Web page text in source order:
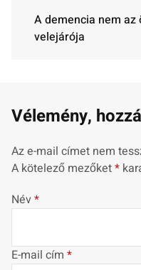
A demencia nem
velejárója
Vélemény,
Az e-mail címet nem
A kötelező mezőket*
Név*
E-mail cím *